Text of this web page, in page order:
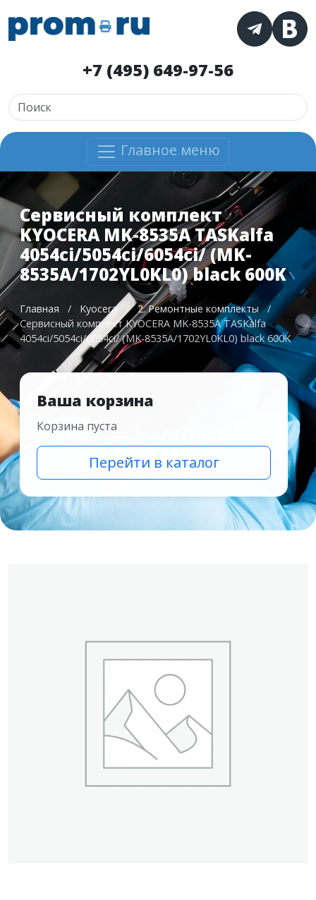
+7 (495) 649-97-56
Главное меню
Сервисный комплект
KYOCERA MK-8535A TASKalfa
4054ci/5054ci/6054ci/ (MK-
8535A/1702YL0KL0) black 600K
Главная / Kyocera / 2. Ремонтные комплекты
/
Сервисный комплект KYOCERA MK-8535A TASKalfa
4054ci/5054ci/6054ci/ (MK-8535A/1702YL0KL0) black 600K
Ваша корзина
Корзина пуста
Перейти в каталог